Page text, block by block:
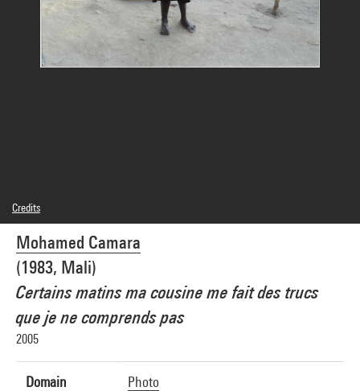
Mohamed Camara
(1983, Mali)
Certains matins ma cousine me fait des trucs
que je ne comprends pas
2005
Domain Photo
Credits
© Mohamed Camara
Photo credits : Centre Pompidou, MNAM-CCI/Philippe Migeat/Dist. GrandPalaisRmn
Image reference : 4N04206
Image presentation :